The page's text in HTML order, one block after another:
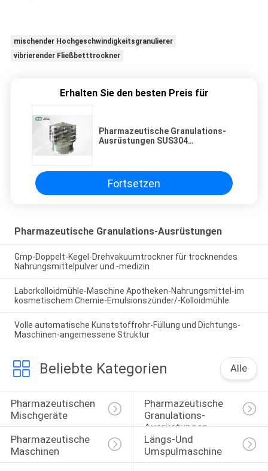
mischender Hochgeschwindigkeitsgranulierer
vibrierender Fließbetttrockner
Erhalten Sie den besten Preis für
Pharmazeutische Granulations-
Ausrüstungen SUS304
Fortsetzen
Pharmazeutische Granulations-Ausrüstungen
Gmp-Doppelt-Kegel-Drehvakuumtrockner für trocknendes
Nahrungsmittelpulver und -medizin
Laborkolloidmühle-Maschine Apotheken-Nahrungsmittel-im
kosmetischem Chemie-Emulsionszünder/-Kolloidmühle
Volle automatische Kunststoffrohr-Füllung und Dichtungs-
Maschinen-angemessene Struktur
Beliebte Kategorien Alle
Pharmazeutischen
Mischgeräte
Pharmazeutische
Granulations-
Ausrüstungen
Pharmazeutische
Maschinen
Längs-Und
Umspulmaschine